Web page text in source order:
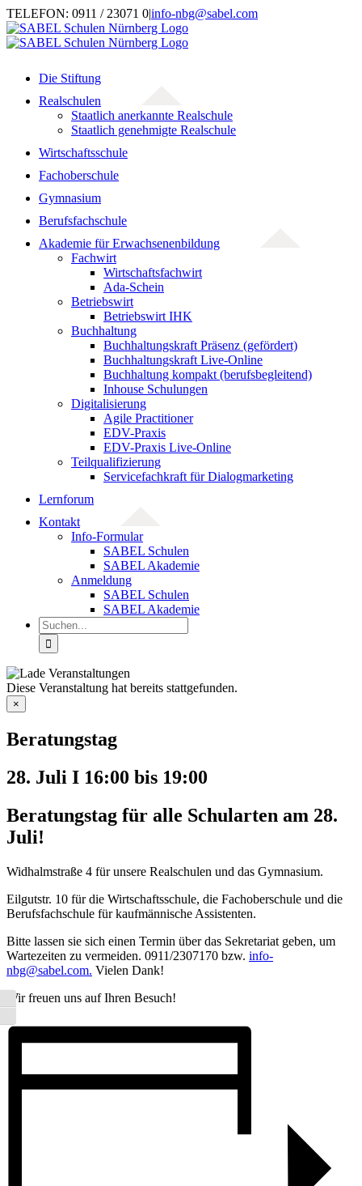
Umschalten auf hohe Kontraste
Zum
Inhalt
springen
TELEFON: 0911 / 23071 0|info-nbg@sabel.com
Die Stiftung
Realschulen
Staatlich anerkannte Realschule
Staatlich genehmigte Realschule
Wirtschaftsschule
Fachoberschule
Gymnasium
Berufsfachschule
Akademie für Erwachsenenbildung
Fachwirt
Wirtschaftsfachwirt
Ada-Schein
Betriebswirt
Betriebswirt IHK
Buchhaltung
Buchhaltungskraft Präsenz (gefördert)
Buchhaltungskraft Live-Online
Buchhaltung kompakt (berufsbegleitend)
Inhouse Schulungen
Digitalisierung
Agile Practitioner
EDV-Praxis
EDV-Praxis Live-Online
Teilqualifizierung
Servicefachkraft für Dialogmarketing
Lernforum
Kontakt
Info-Formular
SABEL Schulen
SABEL Akademie
Anmeldung
SABEL Schulen
SABEL Akademie
Suche
nach:
Diese Veranstaltung hat bereits stattgefunden.
×
Beratungstag
28. Juli I 16:00 bis 19:00
Beratungstag für alle Schularten am 28.
Juli!
Widhalmstraße 4 für unsere Realschulen und das Gymnasium.
Eilgutstr. 10 für die Wirtschaftsschule, die Fachoberschule und die
Berufsfachschule für kaufmännische Assistenten.
Bitte lassen sie sich einen Termin über das Sekretariat geben, um
Wartezeiten zu vermeiden. 0911/2307170 bzw. info-
nbg@sabel.com. Vielen Dank!
Wir freuen uns auf Ihren Besuch!